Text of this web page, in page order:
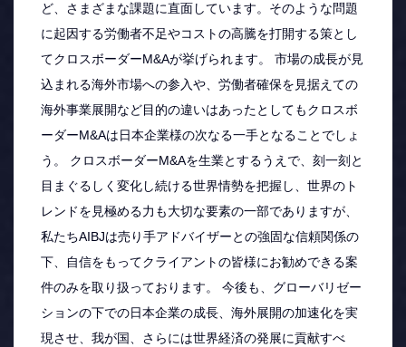
ど、さまざまな課題に直面しています。そのような問題
に起因する労働者不足やコストの高騰を打開する策とし
てクロスボーダーM&Aが挙げられます。 市場の成長が見
込まれる海外市場への参入や、労働者確保を見据えての
海外事業展開など目的の違いはあったとしてもクロスボ
ーダーM&Aは日本企業様の次なる一手となることでしょ
う。 クロスボーダーM&Aを生業とするうえで、刻一刻と
目まぐるしく変化し続ける世界情勢を把握し、世界のト
レンドを見極める力も大切な要素の一部でありますが、
私たちAIBJは売り手アドバイザーとの強固な信頼関係の
下、自信をもってクライアントの皆様にお勧めできる案
件のみを取り扱っております。 今後も、グローバリゼー
ションの下での日本企業の成長、海外展開の加速化を実
現させ、我が国、さらには世界経済の発展に貢献すべ